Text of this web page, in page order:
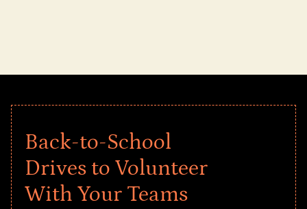
Back-to-School
Drives to Volunteer
With Your Teams